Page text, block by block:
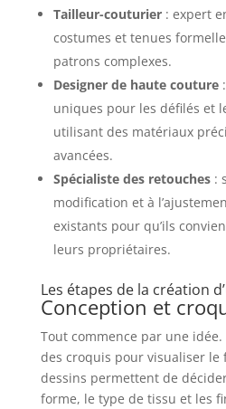
Tailleur-couturier: expert
costumes et tenues
patrons complexes.
Designer de haute couture:
uniques pour les défilés et
utilisant des matériaux
avancées.
Spécialiste des retouches:
modification et à
existants pour qu’ils
leurs propriétaires.
Les étapes de la création
Conception et
Tout commence par une
des croquis pour visualiser le
dessins permettent de
forme, le type de tissu et les